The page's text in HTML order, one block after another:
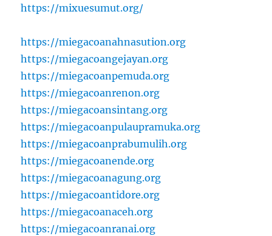
https://mixuesumut.org/
https://miegacoanahnasution.org
https://miegacoangejayan.org
https://miegacoanpemuda.org
https://miegacoanrenon.org
https://miegacoansintang.org
https://miegacoanpulaupramuka.org
https://miegacoanprabumulih.org
https://miegacoanende.org
https://miegacoanagung.org
https://miegacoantidore.org
https://miegacoanaceh.org
https://miegacoanranai.org